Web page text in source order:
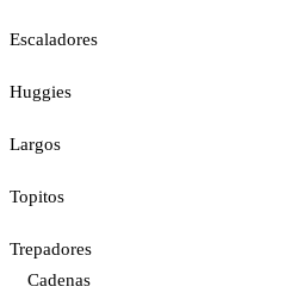
Escaladores
Huggies
Largos
Topitos
Trepadores
Cadenas